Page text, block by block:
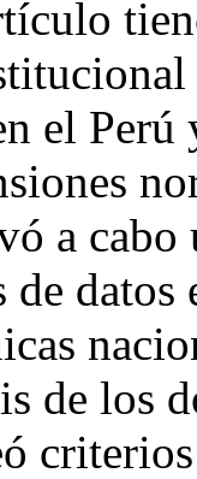
el
a
de
de los